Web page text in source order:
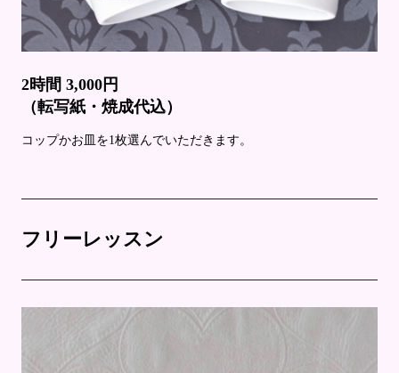
2時間 3,000円
（転写紙・焼成代込）
コップかお皿を1枚選んでいただきます。
フリーレッスン